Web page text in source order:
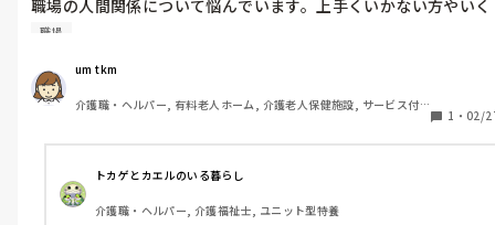
職場の人間関係について悩んでいます。上手くいかない方やいく
方など居てます。雰囲気に馴染めなくて困っています。教えて頂
職場
um tkm
介護職・ヘルパー, 有料老人ホーム, 介護老人保健施設, サービス付
1 ・ 02/
トカゲとカエルのいる暮らし
介護職・ヘルパー, 介護福祉士, ユニット型特養